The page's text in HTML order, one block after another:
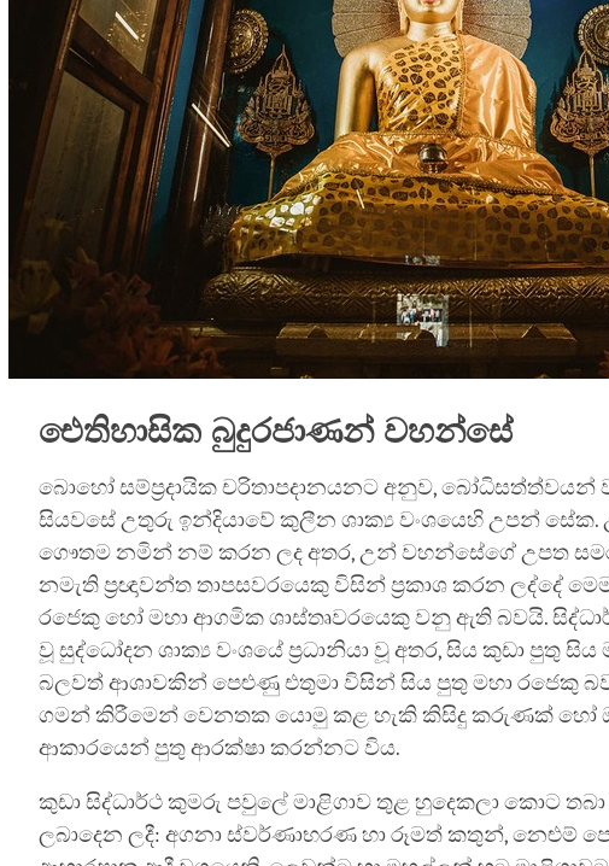
ඓතිහාසික බුදුරජාණන් වහන්සේ
බොහෝ සම්ප්‍රදායික චරිතාපදානයනට අනුව, බෝධිසත්ත්වයන්
සියවසේ උතුරු ඉන්දියාවේ කුලීන ශාක්‍ය වංශයෙහි උපන් සේක.
ගෞතම නමින් නම් කරන ලද අතර, උන් වහන්සේගේ උපත
නමැති ප්‍රඥාවන්ත තාපසවරයෙකු විසින් ප්‍රකාශ කරන ලද්දේ
රජෙකු හෝ මහා ආගමික ශාස්තෘවරයෙකු වනු ඇති බවයි.
වූ සුද්ධෝදන ශාක්‍ය වංශයේ ප්‍රධානියා වූ අතර, සිය කුඩා පුතු
බලවත් ආශාවකින් පෙළුණු එතුමා විසින් සිය පුතු මහා රජෙකු
ගමන් කිරීමෙන් වෙනතක යොමු කළ හැකි කිසිදු කරුණක් හෝ
ආකාරයෙන් පුතු ආරක්ෂා කරන්නට විය.
කුඩා සිද්ධාර්ථ කුමරු පවුලේ මාළිගාව තුළ හුදෙකලා කොට
ලබාදෙන ලදී: අගනා ස්වර්ණාභරණ හා රූමත් කතුන්, නෙළුම්